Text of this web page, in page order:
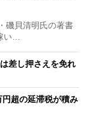
磯貝清明氏の著書
い…
差し押さえを免れ
超の延滞税が積み